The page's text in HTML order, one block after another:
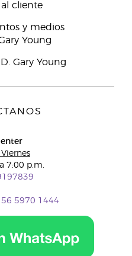
cliente
y medios
Young
Gary Young
Viernes
7:00 p.m.
56 5970 1444